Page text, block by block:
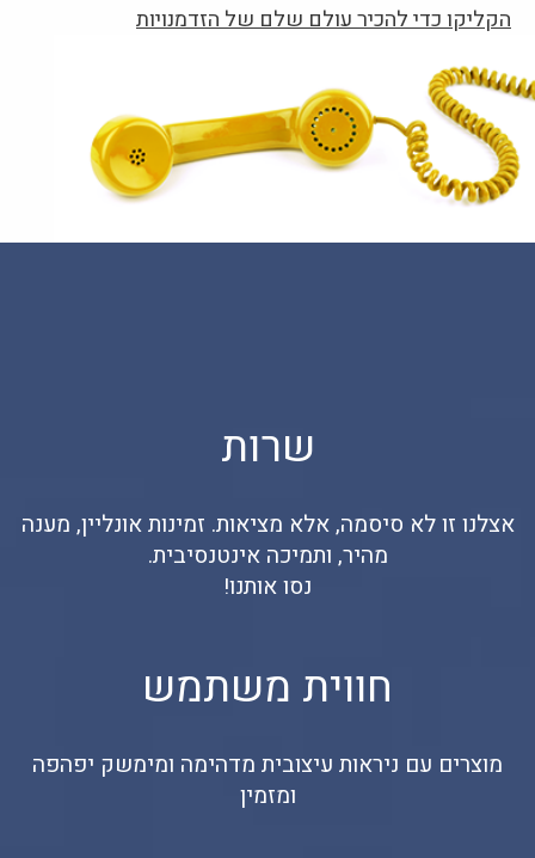
הקליקו כדי להכיר עולם שלם של הזדמנויות
שרות
אצלנו זו לא סיסמה, אלא מציאות. זמינות אונליין, מענה
מהיר, ותמיכה אינטנסיבית.
נסו אותנו!
חווית משתמש
מוצרים עם ניראות עיצובית מדהימה ומימשק יפהפה
ומזמין